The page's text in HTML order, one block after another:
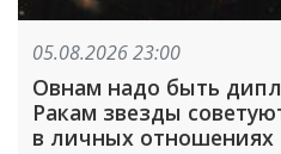
05.08.2026 23:00
Овнам надо быть
Ракам звезды
в личных отношениях